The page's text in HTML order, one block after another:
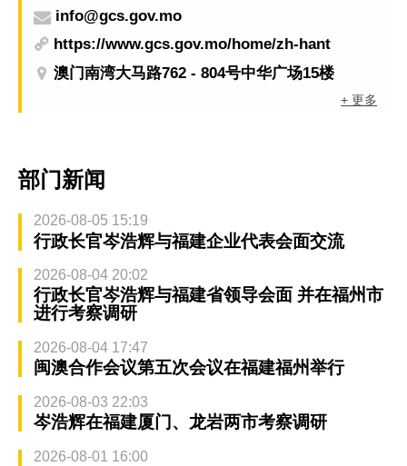
info@gcs.gov.mo
https://www.gcs.gov.mo/home/zh-hant
澳门南湾大马路762 - 804号中华广场15楼
+ 更多
部门新闻
2026-08-05 15:19
行政长官岑浩辉与福建企业代表会面交流
2026-08-04 20:02
行政长官岑浩辉与福建省领导会面 并在福州市
进行考察调研
2026-08-04 17:47
闽澳合作会议第五次会议在福建福州举行
2026-08-03 22:03
岑浩辉在福建厦门、龙岩两市考察调研
2026-08-01 16:00